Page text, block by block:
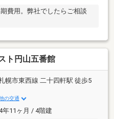
費用。弊社でしたらご相談
ト円山五番館
幌市東西線 二十四軒駅 徒歩5
の交通
年11ヶ月 / 4階建